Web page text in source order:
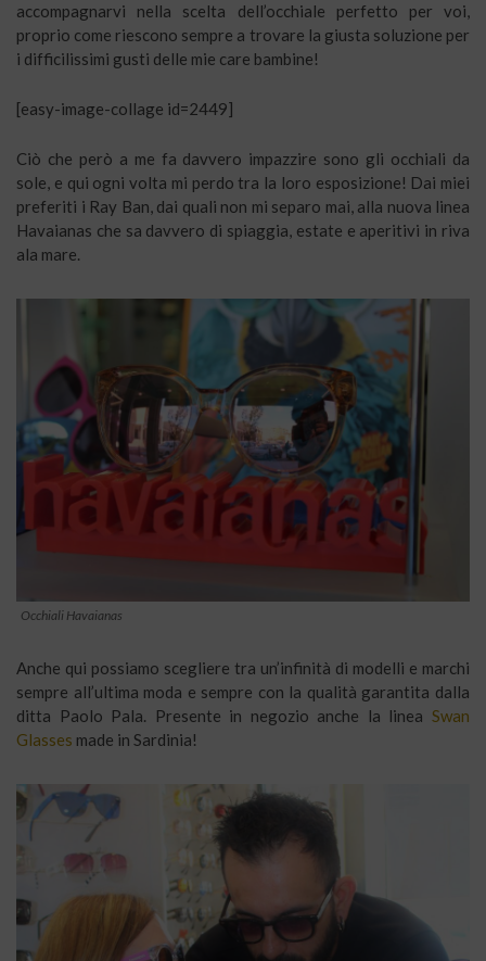
accompagnarvi nella scelta dell’occhiale perfetto per voi,
proprio come riescono sempre a trovare la giusta soluzione per
i difficilissimi gusti delle mie care bambine!
[easy-image-collage id=2449]
Ciò che però a me fa davvero impazzire sono gli occhiali da
sole, e qui ogni volta mi perdo tra la loro esposizione! Dai miei
preferiti i Ray Ban, dai quali non mi separo mai, alla nuova linea
Havaianas che sa davvero di spiaggia, estate e aperitivi in riva
ala mare.
Occhiali Havaianas
Anche qui possiamo scegliere tra un’infinità di modelli e marchi
sempre all’ultima moda e sempre con la qualità garantita dalla
ditta Paolo Pala. Presente in negozio anche la linea Swan
Glasses made in Sardinia!